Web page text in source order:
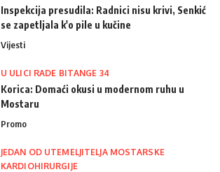
Inspekcija presudila: Radnici nisu krivi, Senkić
se zapetljala k'o pile u kučine
Vijesti
U ULICI RADE BITANGE 34
Korica: Domaći okusi u modernom ruhu u
Mostaru
Promo
JEDAN OD UTEMELJITELJA MOSTARSKE
KARDIOHIRURGIJE